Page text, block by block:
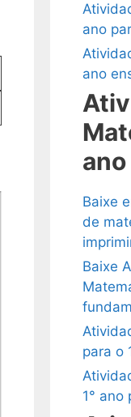
ano
ano
ano
Baixe
de
Baixe
para o
1° ano